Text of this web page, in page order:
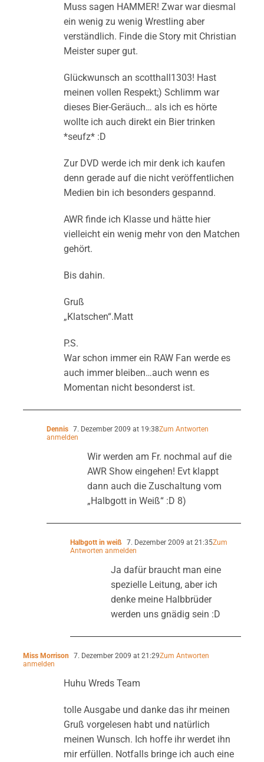
Muss sagen HAMMER! Zwar war diesmal
ein wenig zu wenig Wrestling aber
verständlich. Finde die Story mit Christian
Meister super gut.
Glückwunsch an scotthall1303! Hast
meinen vollen Respekt;) Schlimm war
dieses Bier-Geräuch… als ich es hörte
wollte ich auch direkt ein Bier trinken
*seufz* :D
Zur DVD werde ich mir denk ich kaufen
denn gerade auf die nicht veröffentlichen
Medien bin ich besonders gespannd.
AWR finde ich Klasse und hätte hier
vielleicht ein wenig mehr von den Matchen
gehört.
Bis dahin.
Gruß
„Klatschen“.Matt
P.S.
War schon immer ein RAW Fan werde es
auch immer bleiben…auch wenn es
Momentan nicht besonderst ist.
Dennis 7. Dezember 2009 at 19:38Zum Antworten
anmelden
Wir werden am Fr. nochmal auf die
AWR Show eingehen! Evt klappt
dann auch die Zuschaltung vom
„Halbgott in Weiß“ :D 8)
Halbgott in weiß 7. Dezember 2009 at 21:35Zum
Antworten anmelden
Ja dafür braucht man eine
spezielle Leitung, aber ich
denke meine Halbbrüder
werden uns gnädig sein :D
Miss Morrison 7. Dezember 2009 at 21:29Zum Antworten
anmelden
Huhu Wreds Team
tolle Ausgabe und danke das ihr meinen
Gruß vorgelesen habt und natürlich
meinen Wunsch. Ich hoffe ihr werdet ihn
mir erfüllen. Notfalls bringe ich auch eine